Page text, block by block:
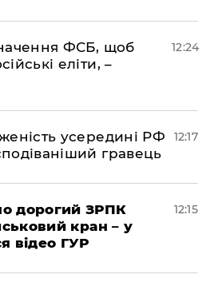
ФСБ, щоб
еліти, –
12:24
усередині РФ
гравець
12:17
дорогий ЗРПК
кран – у
відео ГУР
12:15